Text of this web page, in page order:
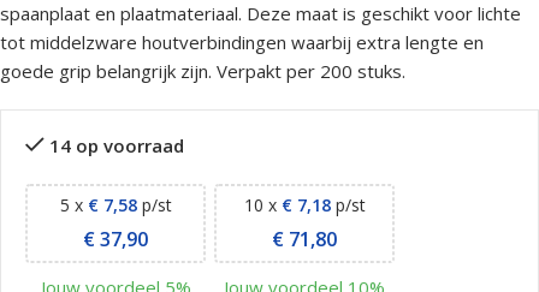
spaanplaat en plaatmateriaal. Deze maat is geschikt voor lichte
tot middelzware houtverbindingen waarbij extra lengte en
goede grip belangrijk zijn. Verpakt per 200 stuks.
14 op voorraad
5 x €7,58p/st
€37,90
Jouw voordeel 5%
10 x €7,18p/st
€ 71,80
Jouw voordeel 10%